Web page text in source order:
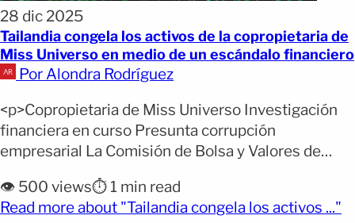
28 dic 2025
Tailandia congela los activos de la copropietaria de
Miss Universo en medio de un escándalo financiero
Por Alondra Rodríguez
<p>Copropietaria de Miss Universo Investigación
financiera en curso Presunta corrupción
empresarial La Comisión de Bolsa y Valores de
activos y cuentas bancarias de Jakkaphong “Anne”
Jakrajutatip, copropietaria de Miss Universo. Cabe
👁️ 500 views⏱️ 1 min read
Read more about "Tailandia congela los activos ..."